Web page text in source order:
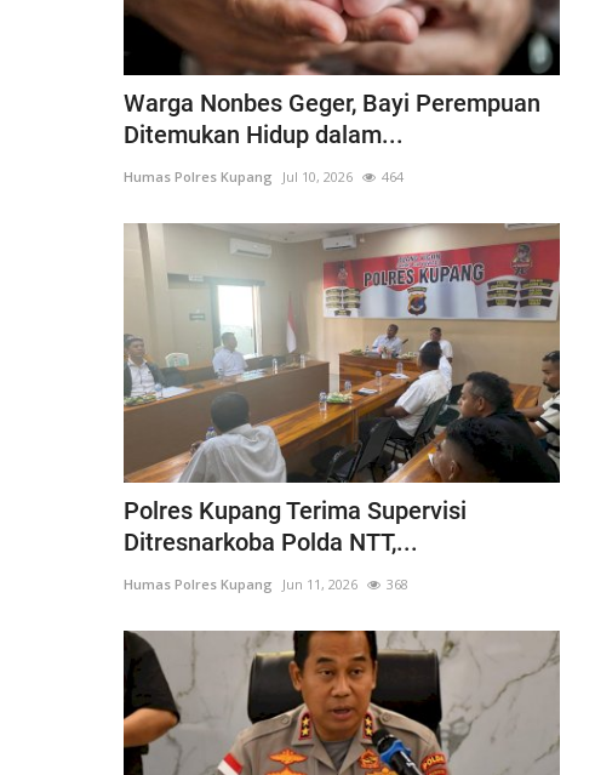
Warga Nonbes Geger, Bayi Perempuan
Ditemukan Hidup dalam...
Humas Polres Kupang Jul 10, 2026 464
Polres Kupang Terima Supervisi
Ditresnarkoba Polda NTT,...
Humas Polres Kupang Jun 11, 2026 368